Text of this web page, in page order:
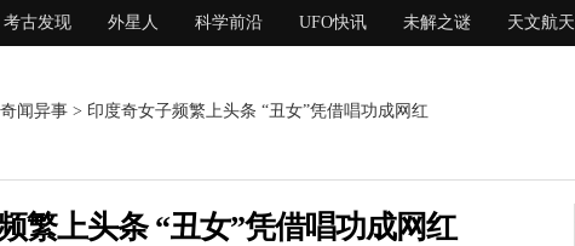
考古发现 外星人 科学前沿 UFO快讯 未解之谜 天文航天
奇闻异事 > 印度奇女子频繁上头条 “丑女”凭借唱功成网红
繁上头条 “丑女”凭借唱功成网红